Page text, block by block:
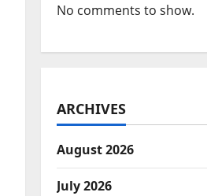
No comments to show.
ARCHIVES
August 2026
July 2026